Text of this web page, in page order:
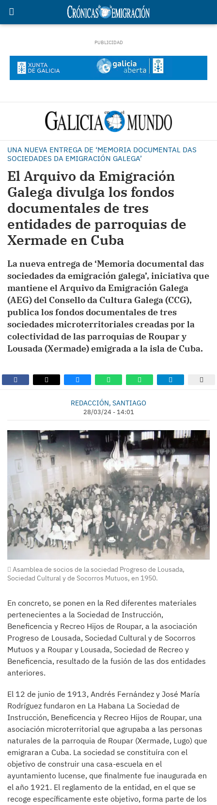
UNA NUEVA ENTREGA DE ‘MEMORIA DOCUMENTAL DAS
SOCIEDADES DA EMIGRACIÓN GALEGA’
El Arquivo da Emigración
Galega divulga los fondos
documentales de tres
entidades de parroquias de
Xermade en Cuba
La nueva entrega de ‘Memoria documental das
sociedades da emigración galega’, iniciativa que
mantiene el Arquivo da Emigración Galega
(AEG) del Consello da Cultura Galega (CCG),
publica los fondos documentales de tres
sociedades microterritoriales creadas por la
colectividad de las parroquias de Roupar y
Lousada (Xermade) emigrada a la isla de Cuba.
REDACCIÓN, SANTIAGO
28/03/24 - 14:01
Asamblea de socios de la sociedad Progreso de Lousada,
Sociedad Cultural y de Socorros Mutuos, en 1950.
En concreto, se ponen en la Red diferentes materiales
pertenecientes a la Sociedad de Instrucción,
Beneficencia y Recreo Hijos de Roupar, a la asociación
Progreso de Lousada, Sociedad Cultural y de Socorros
Mutuos y a Roupar y Lousada, Sociedad de Recreo y
Beneficencia, resultado de la fusión de las dos entidades
anteriores.
El 12 de junio de 1913, Andrés Fernández y José María
Rodríguez fundaron en La Habana La Sociedad de
Instrucción, Beneficencia y Recreo Hijos de Roupar, una
asociación microterritorial que agrupaba a las personas
naturales de la parroquia de Roupar (Xermade, Lugo) que
emigraran a Cuba. La sociedad se constituíra con el
objetivo de construir una casa-escuela en el
ayuntamiento lucense, que finalmente fue inaugurada en
el año 1921. El reglamento de la entidad, en el que se
recoge específicamente este objetivo, forma parte de los